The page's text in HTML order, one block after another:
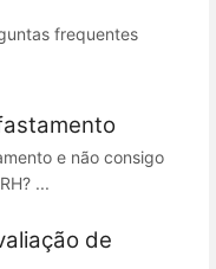
frequentes
e não consigo
...
de